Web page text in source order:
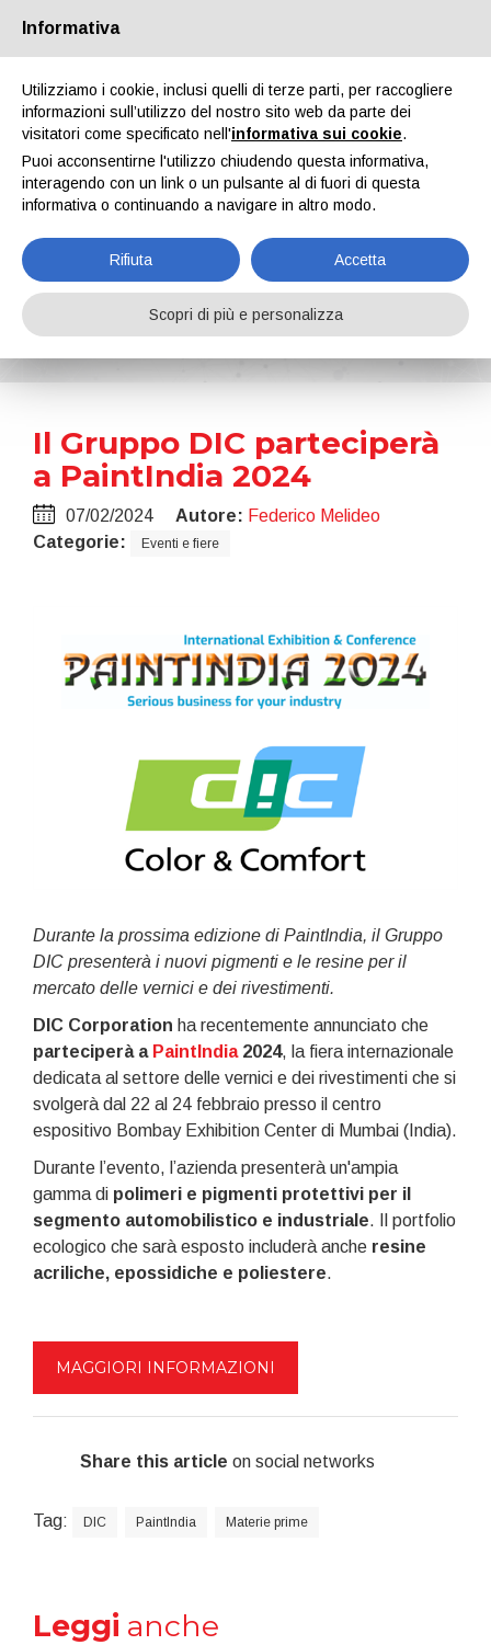
Chi siamo Partners Contatti Area riservata
News
Home Notizie Il Gruppo DIC parteciperà a PaintIndia 2024
Il Gruppo DIC parteciperà
a PaintIndia 2024
07/02/2024 Autore: Federico Melideo
Categorie:
Eventi e fiere
Durante la prossima edizione di PaintIndia, il Gruppo
DIC presenterà i nuovi pigmenti e le resine per il
mercato delle vernici e dei rivestimenti.
DIC Corporation ha recentemente annunciato che
parteciperà a PaintIndia2024, la fiera internazionale
dedicata al settore delle vernici e dei rivestimenti che si
svolgerà dal 22 al 24 febbraio presso il centro
espositivo Bombay Exhibition Center di Mumbai (India).
Durante l’evento, l’azienda presenterà un'ampia
gamma di polimeri e pigmenti protettivi per il
segmento automobilistico e industriale. Il portfolio
ecologico che sarà esposto includerà anche resine
acriliche, epossidiche e poliestere.
MAGGIORI INFORMAZIONI
Share this article on social networks
Tag: DIC PaintIndia Materie prime
Leggi anche
Informativa
Utilizziamo i cookie, inclusi quelli di terze parti, per raccogliere
informazioni sull’utilizzo del nostro sito web da parte dei
visitatori come specificato nell'informativa sui cookie.
Puoi acconsentirne l'utilizzo chiudendo questa informativa,
interagendo con un link o un pulsante al di fuori di questa
informativa o continuando a navigare in altro modo.
Rifiuta Accetta
Scopri di più e personalizza